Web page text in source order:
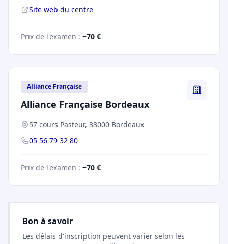
Site web du centre
Prix de l'examen : ~70 €
Alliance Française
Alliance Française Bordeaux
57 cours Pasteur, 33000 Bordeaux
05 56 79 32 80
Prix de l'examen : ~70 €
Bon à savoir
Les délais d'inscription peuvent varier selon les